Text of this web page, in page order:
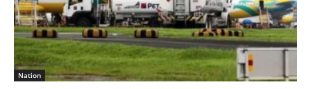
Nation